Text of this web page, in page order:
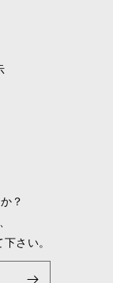
？
さい。